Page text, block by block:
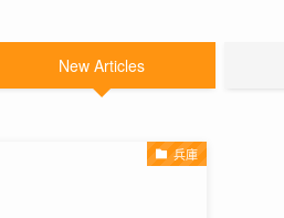
New Articles
兵庫